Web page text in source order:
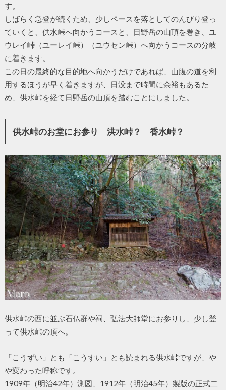
す。
しばらく急登が続くため、少しペースを落としてのんびり登っ
ていくと、供水峠へ向かうコースと、日野岳の山頂を巻き、ユ
ウレイ峠（ユーレイ峠）（ユウセン峠）へ向かうコースの分岐
に着きます。
この日の最終的な目的地へ向かうだけであれば、山腹の道を利
用するほうが早く着きますが、日没まで時間に余裕もあるた
め、供水峠を経て日野岳の山頂を踏むことにしました。
供水峠のお堂にお参り 洪水峠？ 香水峠？
供水峠の西に並ぶ石仏群や祠、弘法大師堂にお参りし、少し登
って供水峠の頂へ。
「こうずい」とも「こうすい」とも読まれる供水峠ですが、や
や変わった呼称です。
1909年（明治42年）測図、1912年（明治45年）製版の正式二